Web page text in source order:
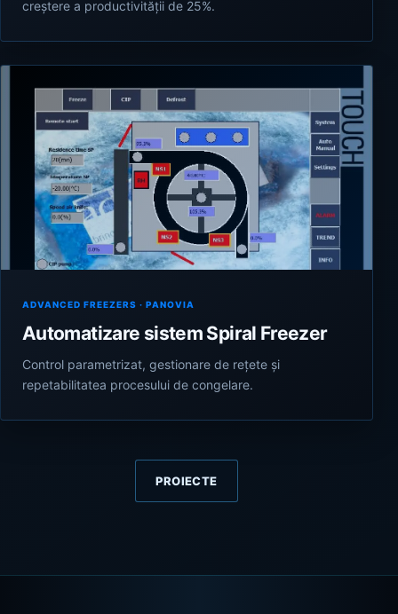
creștere a productivității de 25%.
ADVANCED FREEZERS · PANOVIA
Automatizare sistem Spiral Freezer
Control parametrizat, gestionare de rețete și
repetabilitatea procesului de congelare.
PROIECTE